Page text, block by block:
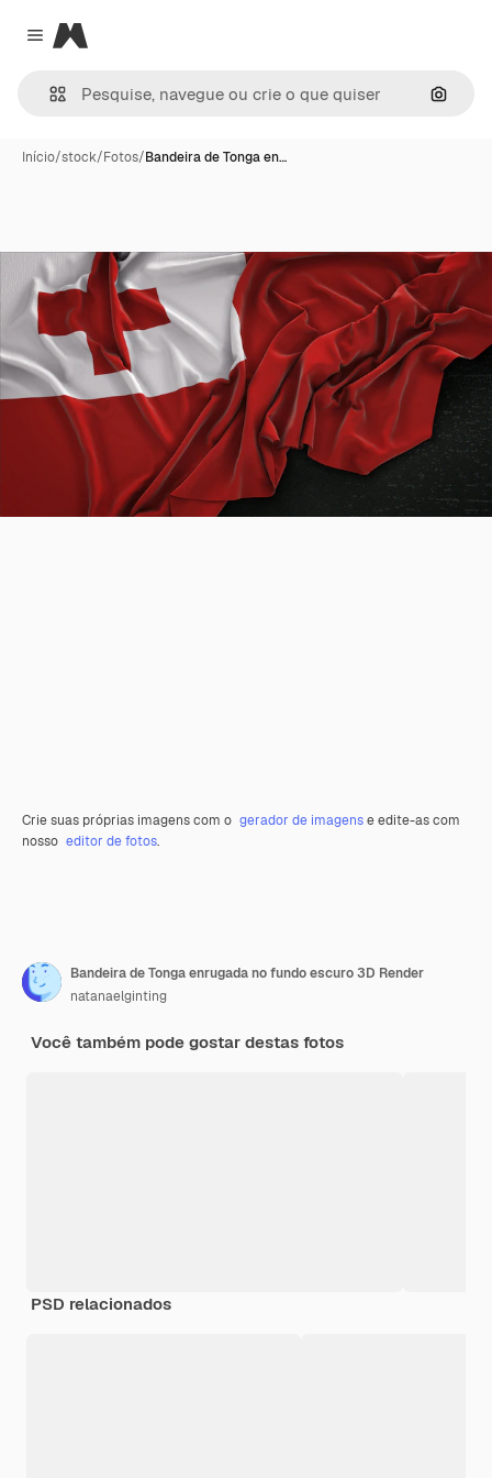
Close menu
Magnific
Início/stock/Fotos/Bandeira de Tonga en…
Crie suas próprias imagens com o gerador de imagense edite-as com
nosso editor de fotos.
Bandeira de Tonga enrugada no fundo escuro 3D Render
natanaelginting
Você também pode gostar destas fotos
PSD relacionados